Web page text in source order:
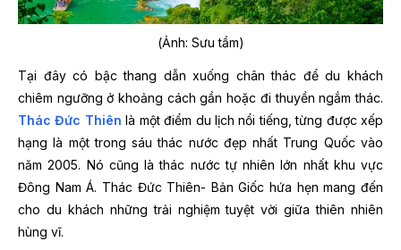
(Ảnh: Sưu tầm)
Tại đây có bậc thang dẫn xuống chân thác để du khách
chiêm ngưỡng ở khoảng cách gần hoặc đi thuyền ngắm thác.
Thác Đức Thiên là một điểm du lịch nổi tiếng, từng được xếp
hạng là một trong sáu thác nước đẹp nhất Trung Quốc vào
năm 2005. Nó cũng là thác nước tự nhiên lớn nhất khu vực
Đông Nam Á. Thác Đức Thiên- Bản Giốc hứa hẹn mang đến
cho du khách những trải nghiệm tuyệt vời giữa thiên nhiên
hùng vĩ.